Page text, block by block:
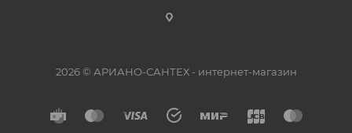
2026 © АРИАНО-САНТЕХ - интернет-магазин